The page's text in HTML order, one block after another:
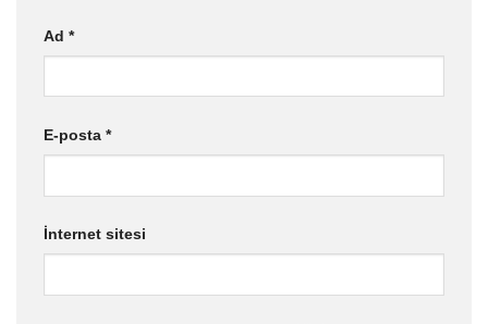
Ad *
E-posta *
İnternet sitesi